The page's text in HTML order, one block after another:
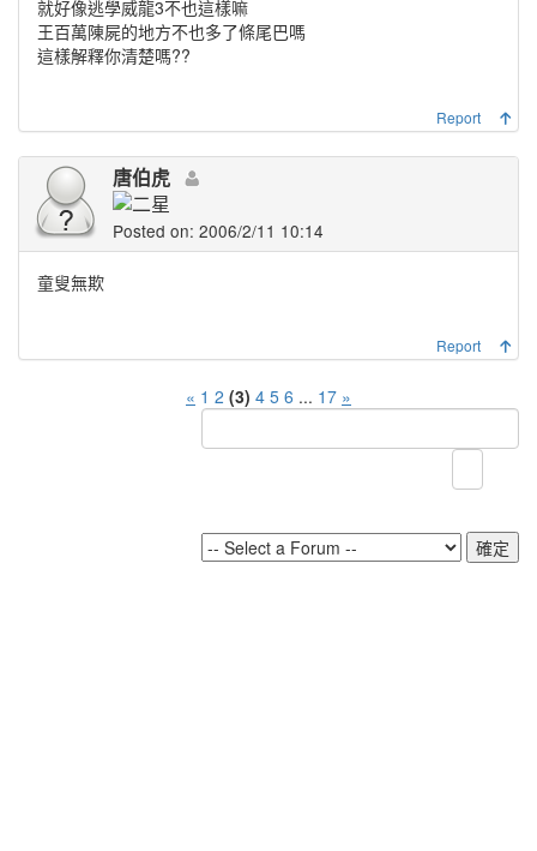
就好像逃學威龍3不也這樣嘛
王百萬陳屍的地方不也多了條尾巴嗎
這樣解釋你清楚嗎??
Report
唐伯虎
Posted on: 2006/2/11 10:14
童叟無欺
Report
« 1 2 (3) 4 5 6 ... 17 »